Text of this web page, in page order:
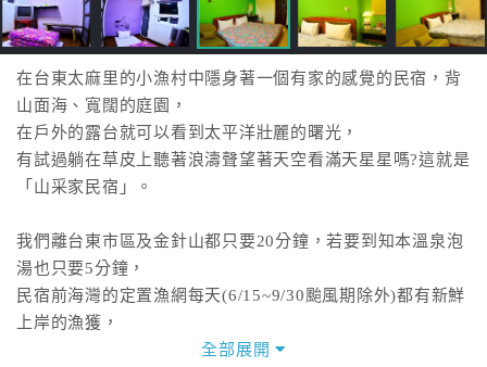
飯
店
訂
房
HOT
特
民
宿
在台東太麻里的小漁村中隱身著一個有家的感覺的民宿，背
山面海、寬闊的庭園，
在戶外的露台就可以看到太平洋壯麗的曙光，
有試過躺在草皮上聽著浪濤聲望著天空看滿天星星嗎?這就是
「山采家民宿」。
我們離台東市區及金針山都只要20分鐘，若要到知本溫泉泡
湯也只要5分鐘，
民宿前海灣的定置漁網每天(6/15~9/30颱風期除外)都有新鮮
上岸的漁獲，
您若喜歡也可加入『搶魚』的行列，您所購買的漁獲也可帶
全部展開